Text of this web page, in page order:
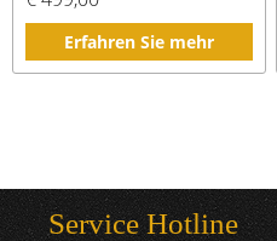
Erfahren Sie mehr
Service Hotline